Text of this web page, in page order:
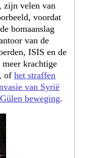
zijn velen van
voordat
bomaanslag
van de
ISIS en de
krachtige
of het straffen
van Syrië
Gülen beweging.